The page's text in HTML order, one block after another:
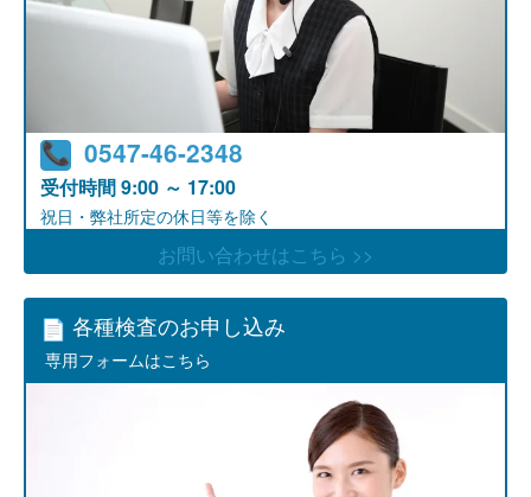
0547-46-2348
受付時間9:00 ～ 17:00
祝日・弊社所定の休日等を除く
お問い合わせはこちら >>
各種検査のお申し込み
専用フォームはこちら